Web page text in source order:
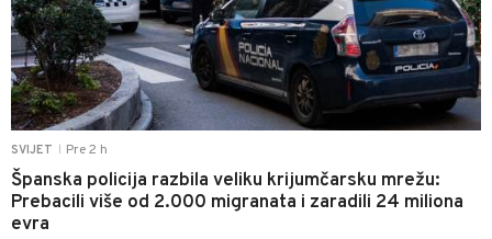
SVIJET Pre 2 h
Španska policija razbila veliku krijumčarsku mrežu:
Prebacili više od 2.000 migranata i zaradili 24 miliona
evra